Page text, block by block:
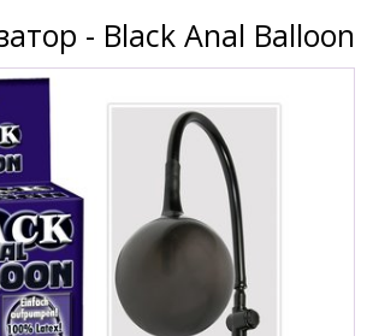
- Black Anal Balloon